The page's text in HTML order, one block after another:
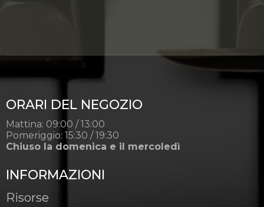
ORARI DEL NEGOZIO
Mattina: 09:00 / 13:00
Pomeriggio: 15:30 / 19:30
Chiuso la domenica e il mercoledì
INFORMAZIONI
Risorse